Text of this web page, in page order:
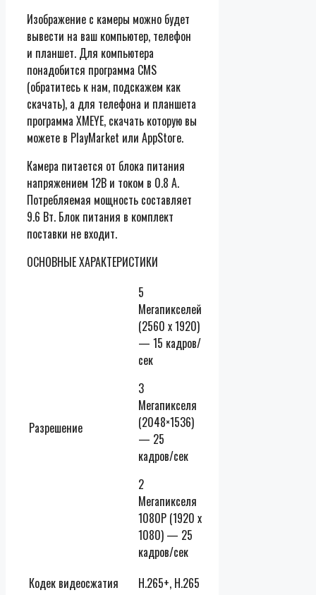
Изображение с камеры можно будет
вывести на ваш компьютер, телефон
и планшет. Для компьютера
понадобится программа CMS
(обратитесь к нам, подскажем как
скачать), а для телефона и планшета
программа XMEYE, скачать которую вы
можете в PlayMarket или AppStore.
Камера питается от блока питания
напряжением 12В и током в 0.8 А.
Потребляемая мощность составляет
9.6 Вт. Блок питания в комплект
поставки не входит.
ОСНОВНЫЕ ХАРАКТЕРИСТИКИ
Разрешение
5
Мегапикселей
(2560 х 1920)
— 15 кадров/
сек
3
Мегапикселя
(2048×1536)
— 25
кадров/сек
2
Мегапикселя
1080P (1920 х
1080) — 25
кадров/сек
Кодек видеосжатия
H.265+, H.265